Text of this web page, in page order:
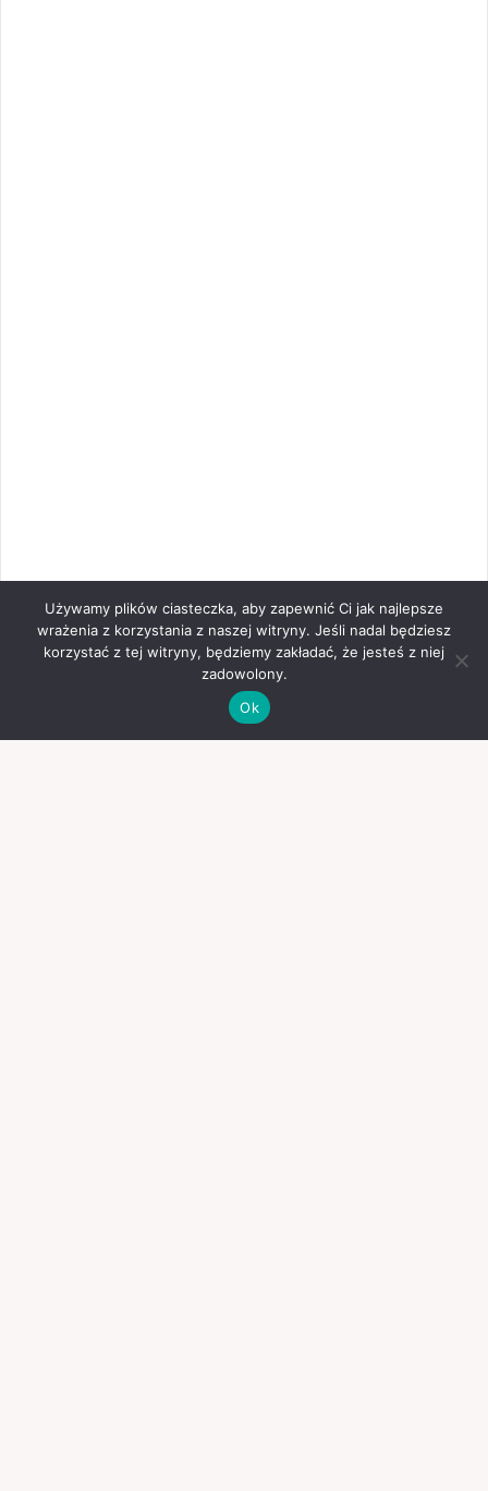
Używamy plików ciasteczka, aby zapewnić Ci jak najlepsze
wrażenia z korzystania z naszej witryny. Jeśli nadal będziesz
korzystać z tej witryny, będziemy zakładać, że jesteś z niej
zadowolony.
Ok